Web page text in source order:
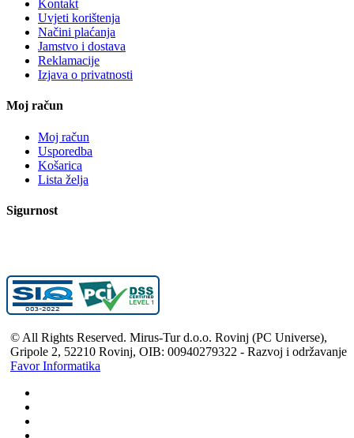
Kontakt
Uvjeti korištenja
Načini plaćanja
Jamstvo i dostava
Reklamacije
Izjava o privatnosti
Moj račun
Moj račun
Usporedba
Košarica
Lista želja
Sigurnost
© All Rights Reserved. Mirus-Tur d.o.o. Rovinj (PC Universe),
Gripole 2, 52210 Rovinj, OIB: 00940279322 - Razvoj i održavanje
Favor Informatika